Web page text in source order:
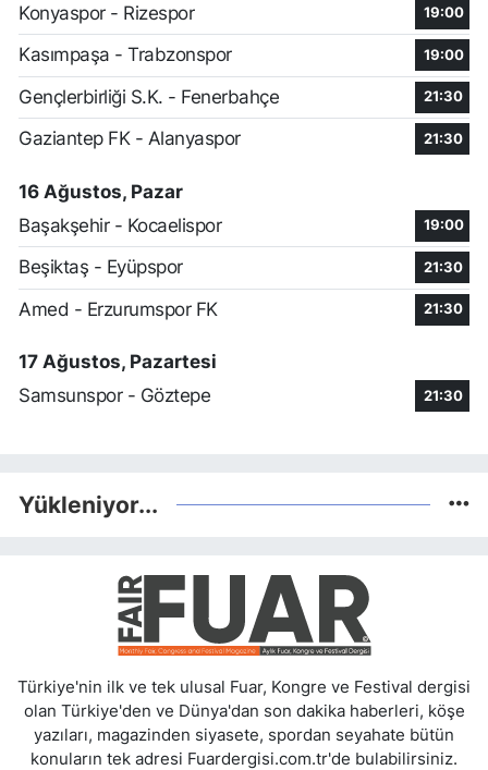
Konyaspor - Rizespor
19:00
Kasımpaşa - Trabzonspor 19:00
Gençlerbirliği S.K. - Fenerbahçe 21:30
Gaziantep FK - Alanyaspor 21:30
16 Ağustos, Pazar
Başakşehir - Kocaelispor
19:00
Beşiktaş - Eyüpspor 21:30
Amed - Erzurumspor FK 21:30
17 Ağustos, Pazartesi
Samsunspor - Göztepe
21:30
Yükleniyor...
Türkiye'nin ilk ve tek ulusal Fuar, Kongre ve Festival dergisi
olan Türkiye'den ve Dünya'dan son dakika haberleri, köşe
yazıları, magazinden siyasete, spordan seyahate bütün
konuların tek adresi Fuardergisi.com.tr'de bulabilirsiniz.